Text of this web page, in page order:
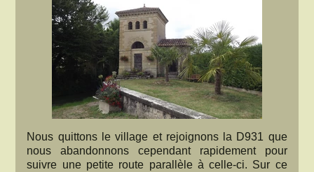
Nous quittons le village et rejoignons la D931 que
nous abandonnons cependant rapidement pour
suivre une petite route parallèle à celle-ci. Sur ce